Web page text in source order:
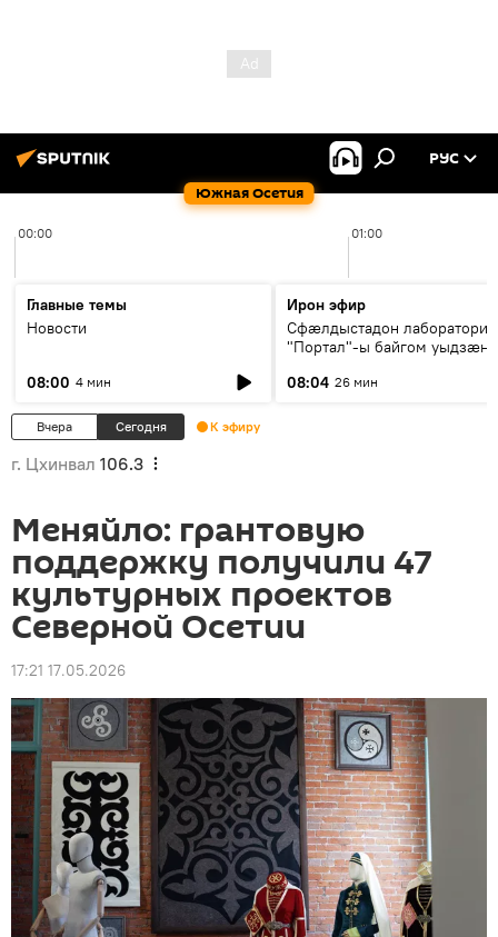
Южная Осетия
РУС
00:00 01:00
Главные темы
Новости
08:00 4 мин
Ирон эфир
Сфæлдыстадон лаборатори
"Портал"-ы байгом уыдзæн
Æхсары куыстыты равдыст
08:04 26 мин
Вчера Сегодня К эфиру
г. Цхинвал 106.3
Меняйло: грантовую
поддержку получили 47
культурных проектов
Северной Осетии
17:21 17.05.2026